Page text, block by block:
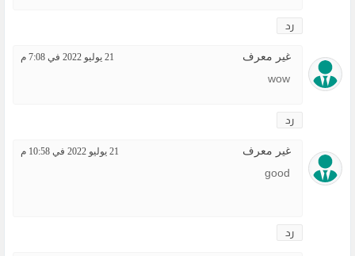
رد
غير معرف 21 يوليو 2022 في 7:08 م
wow
رد
غير معرف 21 يوليو 2022 في 10:58 م
good
رد